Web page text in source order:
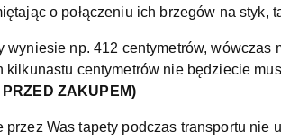
o połączeniu ich brzegów na styk,
np. 412 centymetrów,
kilkunastu centymetrów nie będziecie
ZAKUPEM)
przez Was tapety podczas transportu